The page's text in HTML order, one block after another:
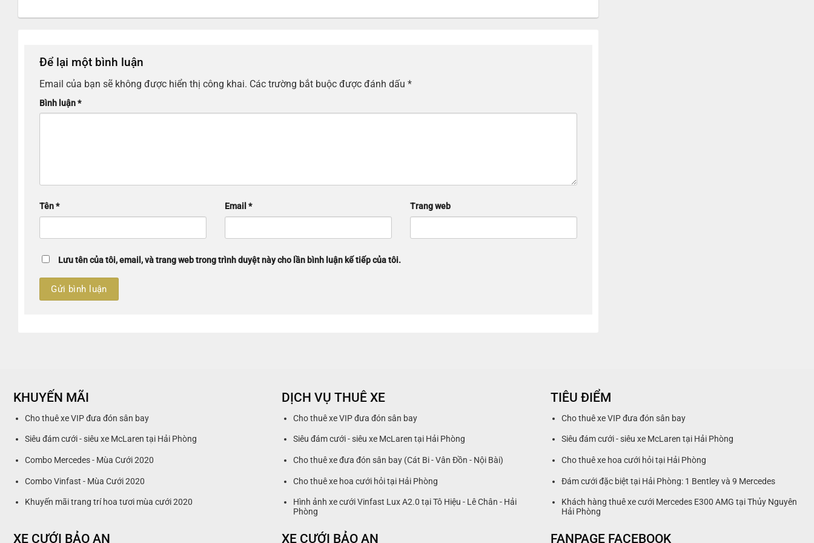
Để lại một bình luận
Email của bạn sẽ không được hiển thị công khai. Các trường bắt buộc được đánh dấu *
Bình luận*
Tên* Email * Trang web
Lưu tên của tôi, email, và trang web trong trình duyệt này cho lần bình luận kế tiếp của tôi.
KHUYẾN MÃI
Cho thuê xe VIP đưa đón sân bay
Siêu đám cưới - siêu xe McLaren tại Hải Phòng
Combo Mercedes - Mùa Cưới 2020
Combo Vinfast - Mùa Cưới 2020
Khuyến mãi trang trí hoa tươi mùa cưới 2020
DỊCH VỤ THUÊ XE
Cho thuê xe VIP đưa đón sân bay
Siêu đám cưới - siêu xe McLaren tại Hải Phòng
Cho thuê xe đưa đón sân bay (Cát Bi - Vân Đồn - Nội Bài)
Cho thuê xe hoa cưới hỏi tại Hải Phòng
Hình ảnh xe cưới Vinfast Lux A2.0 tại Tô Hiệu - Lê Chân - Hải
Phòng
TIÊU ĐIỂM
Cho thuê xe VIP đưa đón sân bay
Siêu đám cưới - siêu xe McLaren tại Hải Phòng
Cho thuê xe hoa cưới hỏi tại Hải Phòng
Đám cưới đặc biệt tại Hải Phòng: 1 Bentley và 9 Mercedes
Khách hàng thuê xe cưới Mercedes E300 AMG tại Thủy Nguyên
Hải Phòng
XE CƯỚI BẢO AN XE CƯỚI BẢO AN FANPAGE FACEBOOK